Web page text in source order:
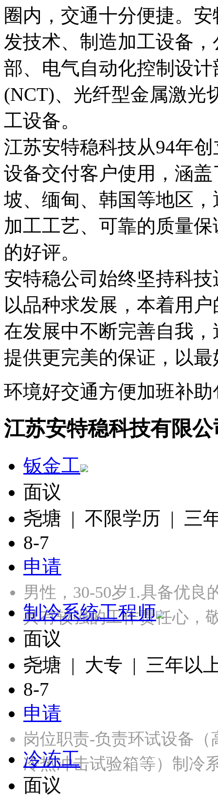
圈内，交通十分便捷。
发技术、制造加工设备
部、电气自动化控制设
(NCT)、光纤型金属激光
工设备。
江苏安特稳科技从94年
设备交付客户使用，涵
坡、缅甸、韩国等地区
加工工艺、可靠的质量
的好评。
安特稳公司始终坚持科
以品种求发展，本着用
在发展中不断完善自我
提供更完美的保证，以
环境好交通方便加班补助
江苏安特稳科技有限
钣金工
面议
尧塘 | 不限学历 | 三
8-7
申请
男性，30-50岁1.具备优良
具有较强的工作责任心
制冷系统工程师
面议
尧塘 | 大专 | 三年以
8-7
申请
岗位职责-负责环试设备
冷热冲击试验箱等）制
冷冻工
面议